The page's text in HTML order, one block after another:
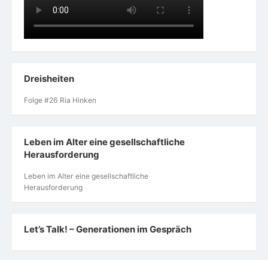
Dreisheiten
Folge #26 Ria Hinken
Leben im Alter eine gesellschaftliche
Herausforderung
Leben im Alter eine gesellschaftliche
Herausforderung
Let’s Talk! – Generationen im Gespräch